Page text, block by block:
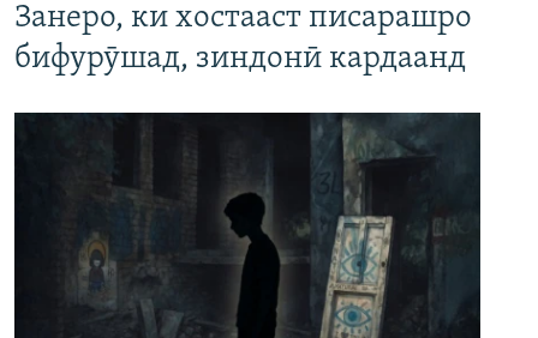
Занеро, ки хостааст писарашро
бифурӯшад, зиндонӣ кардаанд